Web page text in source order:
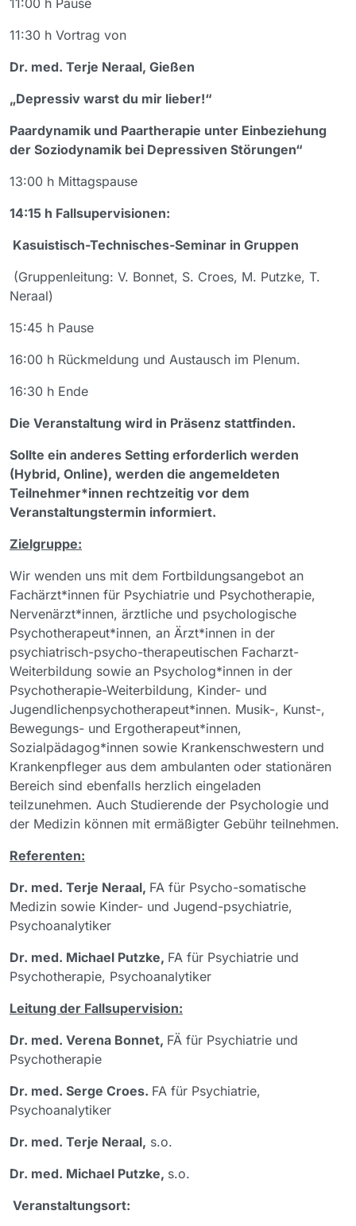
11:00 h Pause
11:30 h Vortrag von
Dr. med. Terje Neraal, Gießen
„Depressiv warst du mir lieber!“
Paardynamik und Paartherapie unter Einbeziehung
der Soziodynamik bei Depressiven Störungen“
13:00 h Mittagspause
14:15 h Fallsupervisionen:
Kasuistisch-Technisches-Seminar in Gruppen
(Gruppenleitung: V. Bonnet, S. Croes, M. Putzke, T.
Neraal)
15:45 h Pause
16:00 h Rückmeldung und Austausch im Plenum.
16:30 h Ende
Die Veranstaltung wird in Präsenz stattfinden.
Sollte ein anderes Setting erforderlich werden
(Hybrid, Online), werden die angemeldeten
Teilnehmer*innen rechtzeitig vor dem
Veranstaltungstermin informiert.
Zielgruppe:
Wir wenden uns mit dem Fortbildungsangebot an
Fachärzt*innen für Psychiatrie und Psychotherapie,
Nervenärzt*innen, ärztliche und psychologische
Psychotherapeut*innen, an Ärzt*innen in der
psychiatrisch-psycho-therapeutischen Facharzt-
Weiterbildung sowie an Psycholog*innen in der
Psychotherapie-Weiterbildung, Kinder- und
Jugendlichenpsychotherapeut*innen. Musik-, Kunst-,
Bewegungs- und Ergotherapeut*innen,
Sozialpädagog*innen sowie Krankenschwestern und
Krankenpfleger aus dem ambulanten oder stationären
Bereich sind ebenfalls herzlich eingeladen
teilzunehmen. Auch Studierende der Psychologie und
der Medizin können mit ermäßigter Gebühr teilnehmen.
Referenten:
Dr. med. Terje Neraal, FA für Psycho-somatische
Medizin sowie Kinder- und Jugend-psychiatrie,
Psychoanalytiker
Dr. med. Michael Putzke, FA für Psychiatrie und
Psychotherapie, Psychoanalytiker
Leitung der Fallsupervision:
Dr. med. Verena Bonnet, FÄ für Psychiatrie und
Psychotherapie
Dr. med. Serge Croes. FA für Psychiatrie,
Psychoanalytiker
Dr. med. Terje Neraal, s.o.
Dr. med. Michael Putzke, s.o.
Veranstaltungsort: